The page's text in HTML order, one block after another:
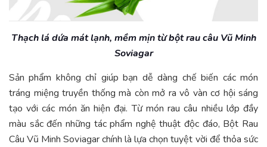
Thạch lá dứa mát lạnh, mềm mịn từ bột rau câu Vũ Minh
Soviagar
Sản phẩm không chỉ giúp bạn dễ dàng chế biến các món
tráng miệng truyền thống mà còn mở ra vô vàn cơ hội sáng
tạo với các món ăn hiện đại. Từ món rau câu nhiều lớp đầy
màu sắc đến những tác phẩm nghệ thuật độc đáo, Bột Rau
Câu Vũ Minh Soviagar chính là lựa chọn tuyệt vời để thỏa sức